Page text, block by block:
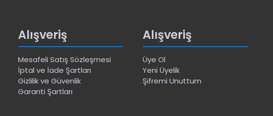
Alışveriş
Mesafeli Satış Sözleşmesi
İptal ve İade Şartları
Gizlilik ve Güvenlik
Garanti Şartları
Alışveriş
Üye Ol
Yeni Üyelik
Şifremi Unuttum